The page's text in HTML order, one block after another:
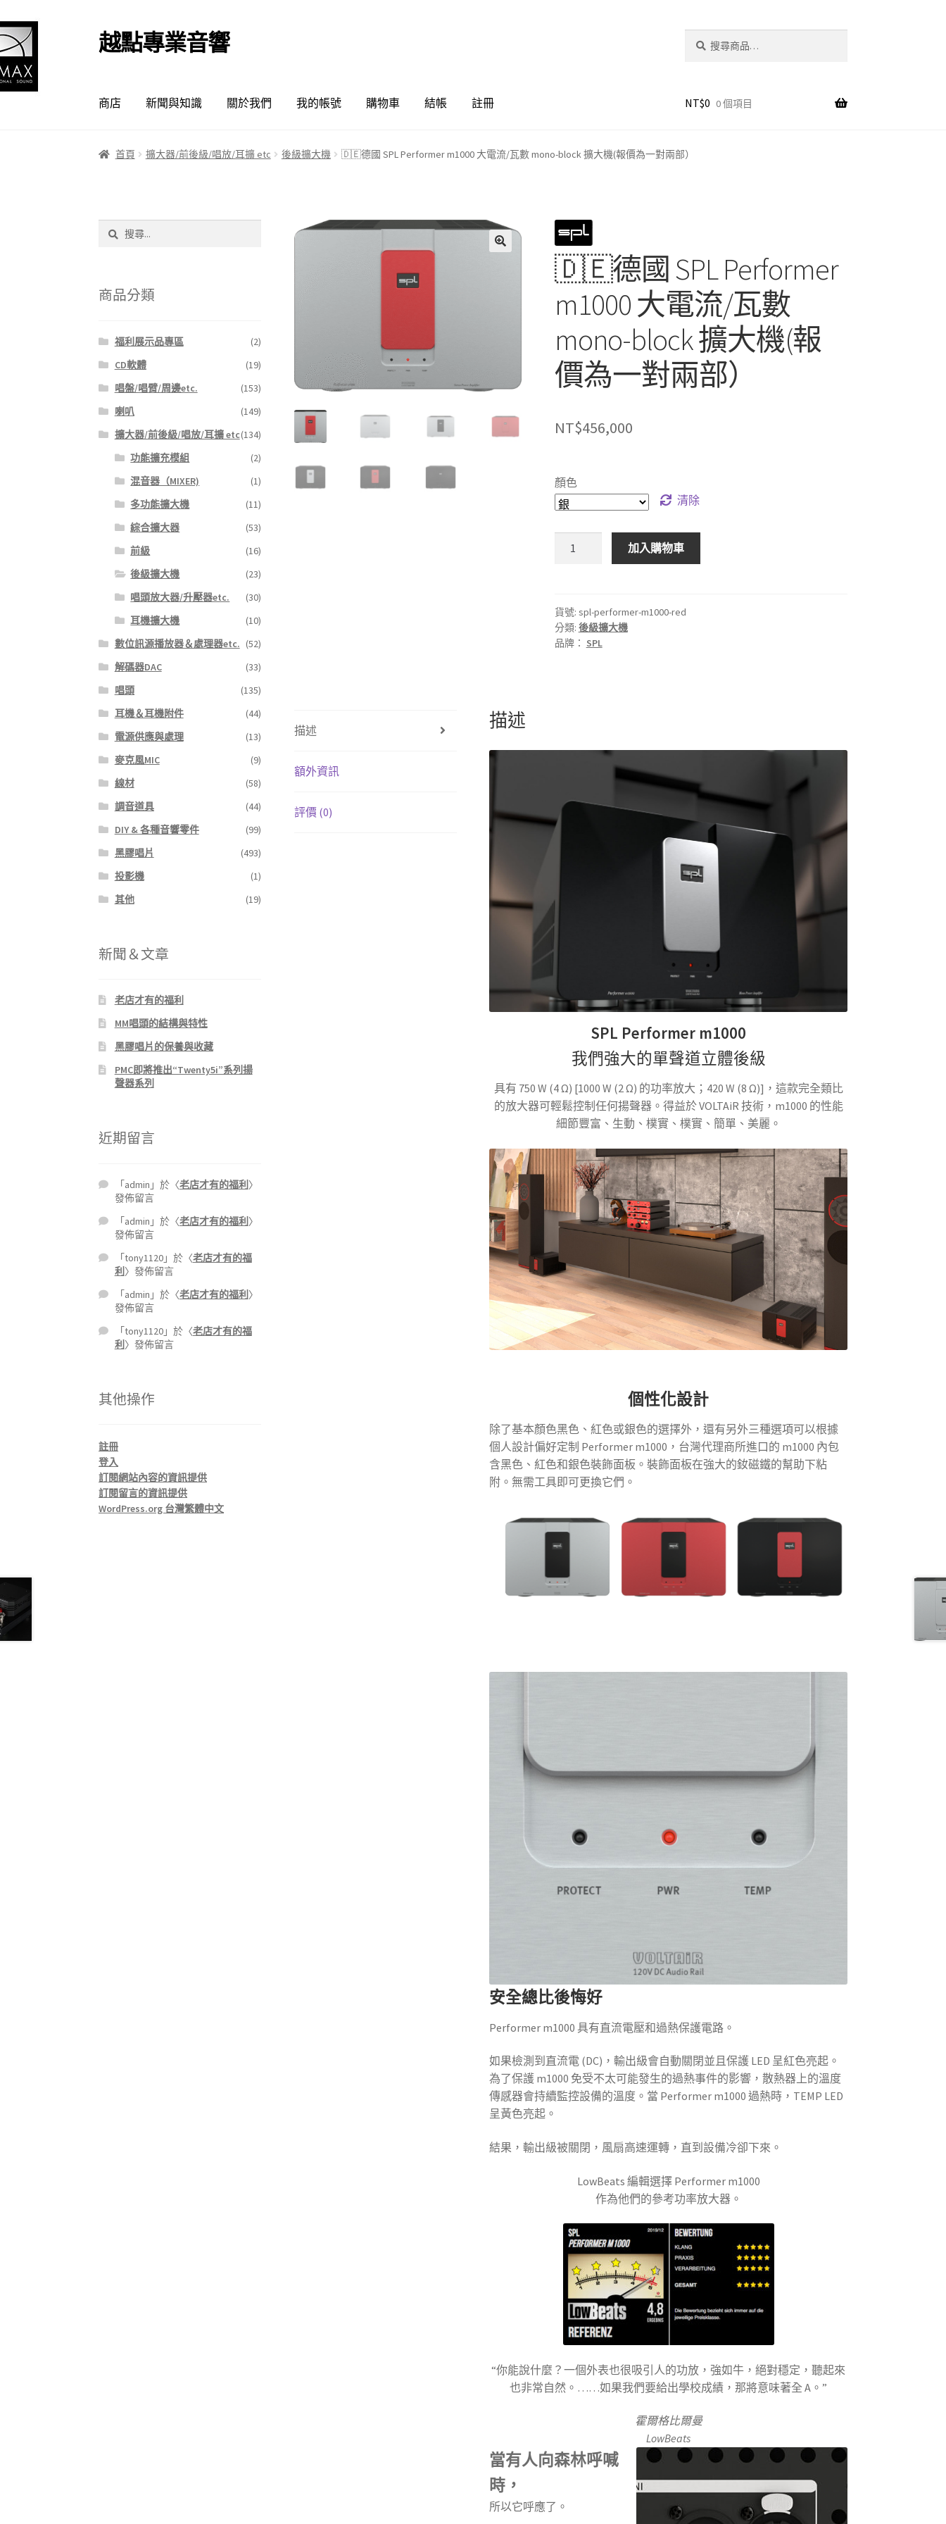
跳
至
列
跳
至
內
越點專業音響
字:
商店 新聞與知識 關於我們 我的帳號 購物車 結帳 註冊 NT$0 0 個項目
首頁 擴大器/前後級/唱放/耳擴 etc 後級擴大機 🇩🇪德國 SPL Performer m1000 大電流/瓦數 mono-block 擴大機(報價為一對兩部）
🇩🇪德國 SPL Performer
m1000 大電流/瓦數
mono-block 擴大機(報
價為一對兩部）
NT$456,000
顏色
清除
Performer
m1000
大
block
機
(報
部）
加入購物車
貨號: spl-performer-m1000-red
分類: 後級擴大機
品牌： SPL
描述
額外資訊
評價 (0)
描述
SPL Performer m1000
我們強大的單聲道立體後級
具有 750 W (4 Ω) [1000 W (2 Ω) 的功率放大；420 W (8 Ω)]，這款完全類比
的放大器可輕鬆控制任何揚聲器。得益於 VOLTAiR 技術，m1000 的性能
細節豐富、生動、樸實、樸實、簡單、美麗。
個性化設計
除了基本顏色黑色、紅色或銀色的選擇外，還有另外三種選項可以根據
個人設計偏好定制 Performer m1000，台灣代理商所進口的 m1000 內包
含黑色、紅色和銀色裝飾面板。裝飾面板在強大的釹磁鐵的幫助下粘
附。無需工具即可更換它們。
安全總比後悔好
Performer m1000 具有直流電壓和過熱保護電路。
如果檢測到直流電 (DC)，輸出級會自動關閉並且保護 LED 呈紅色亮起。
為了保護 m1000 免受不太可能發生的過熱事件的影響，散熱器上的溫度
傳感器會持續監控設備的溫度。當 Performer m1000 過熱時，TEMP LED
呈黃色亮起。
結果，輸出級被關閉，風扇高速運轉，直到設備冷卻下來。
LowBeats 編輯選擇 Performer m1000
作為他們的參考功率放大器。
“你能說什麼？一個外表也很吸引人的功放，強如牛，絕對穩定，聽起來
也非常自然。……如果我們要給出學校成績，那將意味著全 A。”
霍爾格比爾曼
LowBeats
當有人向森林呼喊
時，
所以它呼應了。
字:
商品分類
福利展示品專區
(2)
CD軟體
(19)
唱盤/唱臂/周邊etc.
(153)
喇叭
(149)
擴大器/前後級/唱放/耳擴 etc(134)
功能擴充模組
(2)
混音器（MIXER)
(1)
多功能擴大機
(11)
綜合擴大器
(53)
前級
(16)
後級擴大機
(23)
唱頭放大器/升壓器etc.
(30)
耳機擴大機
(10)
數位訊源播放器＆處理器etc. (52)
解碼器DAC
(33)
唱頭
(135)
耳機＆耳機附件
(44)
電源供應與處理
(13)
麥克風MIC
(9)
線材
(58)
調音道具
(44)
DIY & 各種音響零件
(99)
黑膠唱片
(493)
投影機
(1)
其他
(19)
新聞＆文章
老店才有的福利
MM唱頭的結構與特性
黑膠唱片的保養與收藏
PMC即將推出“Twenty5i”系列揚
聲器系列
近期留言
「admin 」於〈老店才有的福利 〉
發佈留言
「admin 」於〈老店才有的福利 〉
發佈留言
「tony1120」於〈老店才有的福
利 〉發佈留言
「admin 」於〈老店才有的福利 〉
發佈留言
「tony1120」於〈老店才有的福
利 〉發佈留言
其他操作
註冊
登入
訂閱網站內容的資訊提供
訂閱留言的資訊提供
WordPress.org 台灣繁體中文